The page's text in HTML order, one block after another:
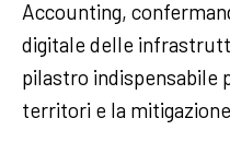
Accounting,
digitale delle
pilastro indispensabile
territori e la